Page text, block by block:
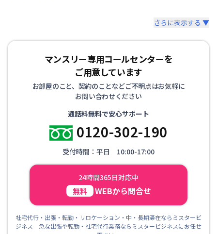
さらに表示する ▼
マンスリー専用コールセンターを
ご用意しています
お部屋のこと、契約のことなどご不明点はお気軽に
お問い合わせください
通話料無料で安心サポート
0120-302-190
受付時間：平日 10:00-17:00
24時間365日対応中
無料 WEBから問合せ
社宅代行・出張・転勤・リロケーション・中・長期滞在ならミスタービ
ジネス 急な出張や転勤・社宅代行業務ならミスタービジネスにお任せ